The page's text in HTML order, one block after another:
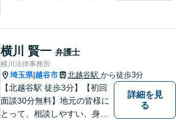
金、 労働、企業法務など、多
岐に渡る分野に精通していま
す。お困りごとはお気軽にご
連絡ください。
横川 賢一 弁護士
横川法律事務所
埼玉県|越谷市 北越谷駅 から徒歩3分
【北越谷駅 徒歩3分】【初回
面談30分無料】地元の皆様に
とって、相談しやすい、身近
詳細を見
る